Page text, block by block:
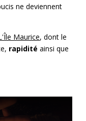
ne deviennent
Maurice, dont le
rapidité ainsi que